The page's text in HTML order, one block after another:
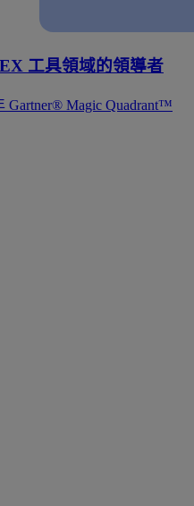
工具領域的領導者
Gartner® Magic Quadrant™